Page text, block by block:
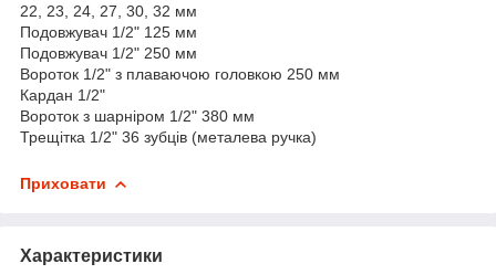
22, 23, 24, 27, 30, 32 мм
Подовжувач 1/2" 125 мм
Подовжувач 1/2" 250 мм
Вороток 1/2" з плаваючою головкою 250 мм
Кардан 1/2"
Вороток з шарніром 1/2" 380 мм
Трещітка 1/2" 36 зубців (металева ручка)
Приховати
Характеристики